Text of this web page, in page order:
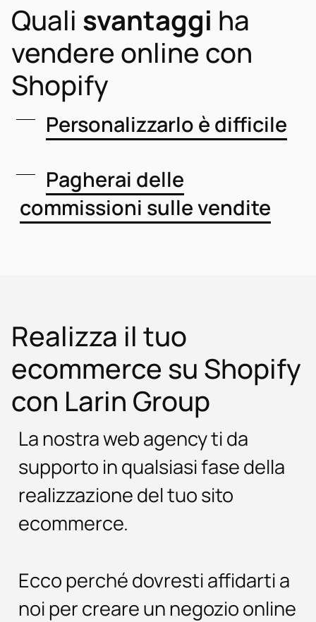
Quali svantaggi ha
vendere online con
Shopify
Personalizzarlo è difficile
Pagherai delle
commissioni sulle vendite
Realizza il tuo
ecommerce su Shopify
con Larin Group
La nostra web agency ti da
supporto in qualsiasi fase della
realizzazione del tuo sito
ecommerce.
Ecco perché dovresti affidarti a
noi per creare un negozio online